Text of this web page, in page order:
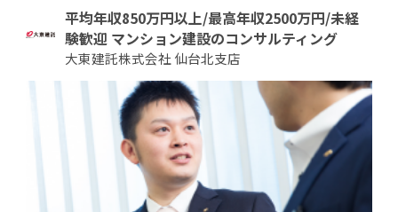
平均年収850万円以上/最高年収2500万円/未経
験歓迎 マンション建設のコンサルティング
大東建託株式会社 仙台北支店